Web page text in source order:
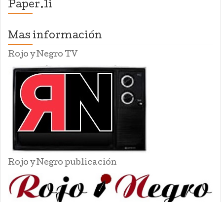
Paper.li
Mas información
Rojo y Negro TV
Rojo y Negro publicación